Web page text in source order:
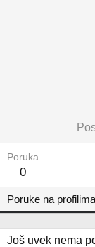
Poruka
0
Poruke na profilima
Još uvek nema